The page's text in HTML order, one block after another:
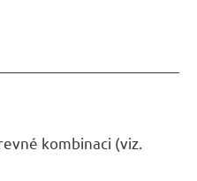
kombinaci (viz.